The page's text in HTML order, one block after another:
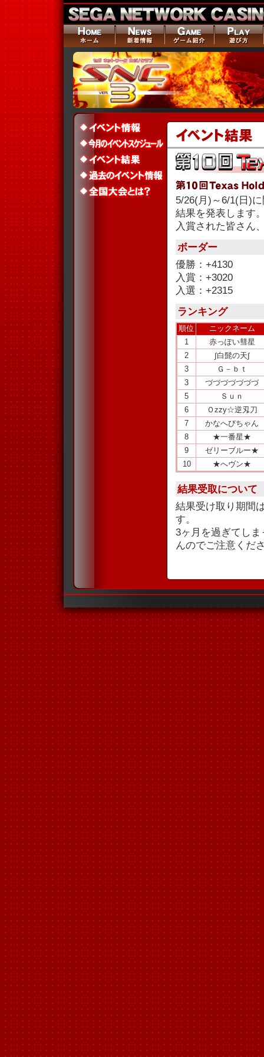
5/26(月)～6/1(日)
結果を発表します
入賞された皆さん
ボーダー
優勝：+4130
入賞：+3020
入選：+2315
ランキング
順位
ニックネーム
1
赤っぽい彗星
2
∫白髭の天∫
3
Ｇ－ｂｔ
3
づづづづづづづ
5
Ｓｕｎ
6
Ｏzzy☆逆刄刀
7
かなへびちゃん
8
★一番星★
9
ゼリーブルー★
10
★へヴン★
結果受取について
結果受け取り期間
す。
3ヶ月を過ぎてし
んのでご注意くだ